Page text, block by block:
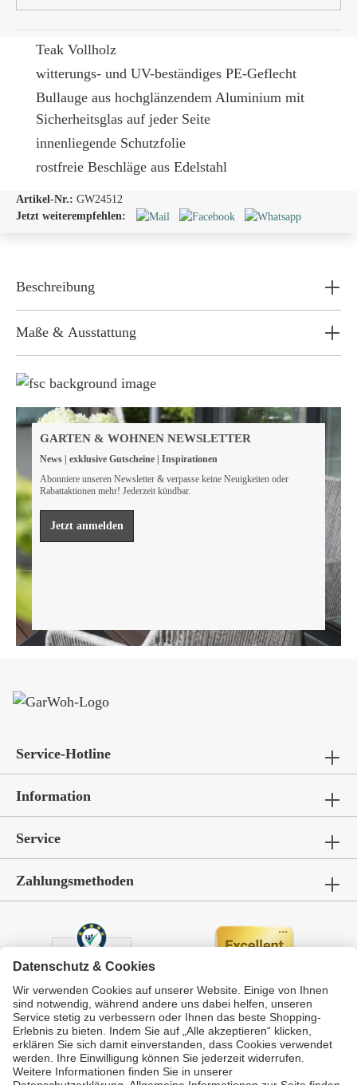
Teak Vollholz
witterungs- und UV-beständiges PE-Geflecht
Bullauge aus hochglänzendem Aluminium mit
Sicherheitsglas auf jeder Seite
innenliegende Schutzfolie
rostfreie Beschläge aus Edelstahl
Artikel-Nr.: GW24512
Jetzt weiterempfehlen:
Beschreibung
Maße & Ausstattung
Wir sind FSC® zertifiziert
leisten müssen, um unsere natürlichen Ressourcen zu
bewahren.
Mehr erfahren
GARTEN & WOHNEN NEWSLETTER
News | exklusive Gutscheine | Inspirationen
Abonniere unseren Newsletter & verpasse keine Neuigkeiten oder
Rabattaktionen mehr! Jederzeit kündbar.
Jetzt anmelden
Service-Hotline
Information
Service
Zahlungsmethoden
Durchschnittliche Bewertung von GarWoh – Gartenmöbel & Wohnen